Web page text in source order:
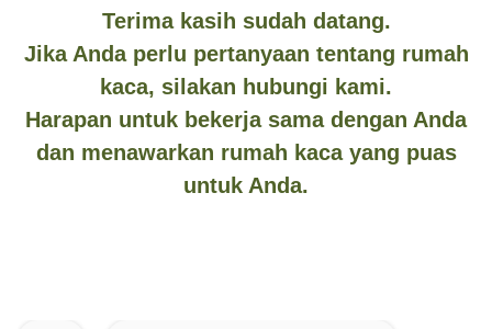
Terima kasih sudah datang.
Jika Anda perlu pertanyaan tentang rumah
kaca, silakan hubungi kami.
Harapan untuk bekerja sama dengan Anda
dan menawarkan rumah kaca yang puas
untuk Anda.